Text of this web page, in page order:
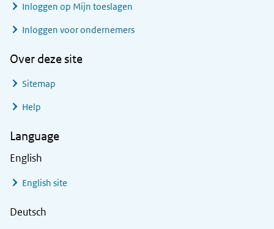
Inloggen op Mijn toeslagen
Inloggen voor ondernemers
Over deze site
Sitemap
Help
Language
English
English site
Deutsch